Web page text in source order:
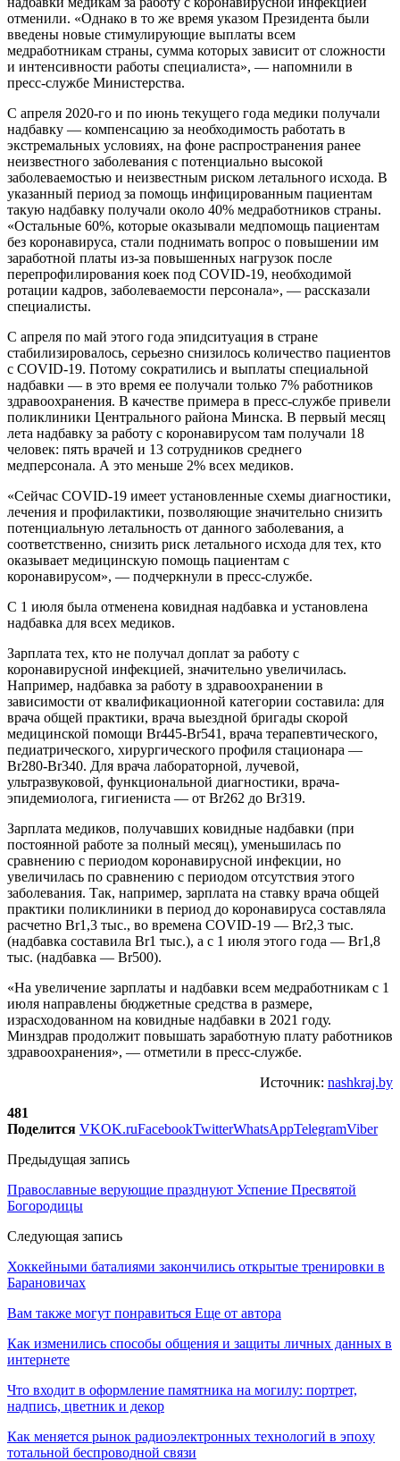
отменили. «Однако в то же время указом Президента были
введены новые стимулирующие выплаты всем
медработникам страны, сумма которых зависит от сложности
и интенсивности работы специалиста», — напомнили в
пресс-службе Министерства.
С апреля 2020-го и по июнь текущего года медики получали
надбавку — компенсацию за необходимость работать в
экстремальных условиях, на фоне распространения ранее
неизвестного заболевания с потенциально высокой
заболеваемостью и неизвестным риском летального исхода. В
указанный период за помощь инфицированным пациентам
такую надбавку получали около 40% медработников страны.
«Остальные 60%, которые оказывали медпомощь пациентам
без коронавируса, стали поднимать вопрос о повышении им
заработной платы из-за повышенных нагрузок после
перепрофилирования коек под COVID-19, необходимой
ротации кадров, заболеваемости персонала», — рассказали
специалисты.
С апреля по май этого года эпидситуация в стране
стабилизировалось, серьезно снизилось количество пациентов
с COVID-19. Потому сократились и выплаты специальной
надбавки — в это время ее получали только 7% работников
здравоохранения. В качестве примера в пресс-службе привели
поликлиники Центрального района Минска. В первый месяц
лета надбавку за работу с коронавирусом там получали 18
человек: пять врачей и 13 сотрудников среднего
медперсонала. А это меньше 2% всех медиков.
«Сейчас COVID-19 имеет установленные схемы диагностики,
лечения и профилактики, позволяющие значительно снизить
потенциальную летальность от данного заболевания, а
соответственно, снизить риск летального исхода для тех, кто
оказывает медицинскую помощь пациентам с
коронавирусом», — подчеркнули в пресс-службе.
С 1 июля была отменена ковидная надбавка и установлена
надбавка для всех медиков.
Зарплата тех, кто не получал доплат за работу с
коронавирусной инфекцией, значительно увеличилась.
Например, надбавка за работу в здравоохранении в
зависимости от квалификационной категории составила: для
врача общей практики, врача выездной бригады скорой
медицинской помощи Br445-Br541, врача терапевтического,
педиатрического, хирургического профиля стационара —
Br280-Br340. Для врача лабораторной, лучевой,
ультразвуковой, функциональной диагностики, врача-
эпидемиолога, гигиениста — от Br262 до Br319.
Зарплата медиков, получавших ковидные надбавки (при
постоянной работе за полный месяц), уменьшилась по
сравнению с периодом коронавирусной инфекции, но
увеличилась по сравнению с периодом отсутствия этого
заболевания. Так, например, зарплата на ставку врача общей
практики поликлиники в период до коронавируса составляла
расчетно Br1,3 тыс., во времена COVID-19 — Br2,3 тыс.
(надбавка составила Br1 тыс.), а с 1 июля этого года — Br1,8
тыс. (надбавка — Br500).
«На увеличение зарплаты и надбавки всем медработникам с 1
июля направлены бюджетные средства в размере,
израсходованном на ковидные надбавки в 2021 году.
Минздрав продолжит повышать заработную плату работников
здравоохранения», — отметили в пресс-службе.
Источник: nashkraj.by
481
Поделится VKOK.ruFacebookTwitterWhatsAppTelegramViber
Предыдущая запись
Православные верующие празднуют Успение Пресвятой
Богородицы
Следующая запись
Хоккейными баталиями закончились открытые тренировки в
Барановичах
Вам также могут понравиться Еще от автора
Как изменились способы общения и защиты личных данных в
интернете
Что входит в оформление памятника на могилу: портрет,
надпись, цветник и декор
Как меняется рынок радиоэлектронных технологий в эпоху
тотальной беспроводной связи